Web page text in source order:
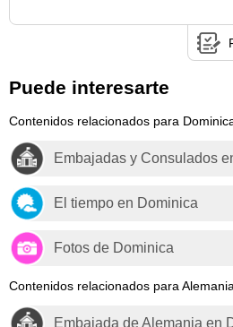
Puede interesarte
Contenidos relacionados para
Embajadas y Consulados
El tiempo en Dominica
Fotos de Dominica
Contenidos relacionados para Alemania.
Embajada de Alemania en